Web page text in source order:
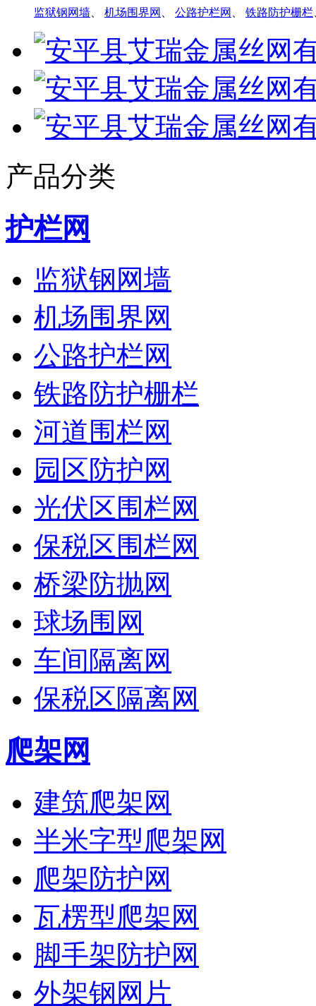
监狱钢网墙 机场围界网 公路护栏网 铁路防护栅栏
产品分类
护栏网
监狱钢网墙
机场围界网
公路护栏网
铁路防护栅栏
河道围栏网
园区防护网
光伏区围栏网
保税区围栏网
桥梁防抛网
球场围网
车间隔离网
保税区隔离网
爬架网
建筑爬架网
半米字型爬架网
爬架防护网
瓦楞型爬架网
脚手架防护网
外架钢网片